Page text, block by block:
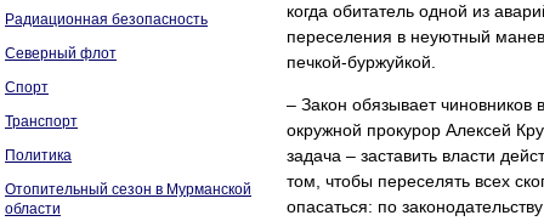
Радиационная безопасность
Северный флот
Спорт
Транспорт
Политика
Отопительный сезон в Мурманской
области
когда обитатель одной из
переселения в неуютный
печкой-буржуйкой.
– Закон обязывает чиновников
окружной прокурор Алексей
задача – заставить власти
том, чтобы переселять всех
опасаться: по